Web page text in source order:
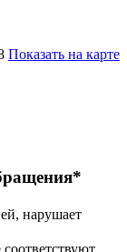
Показать на карте
нарушает